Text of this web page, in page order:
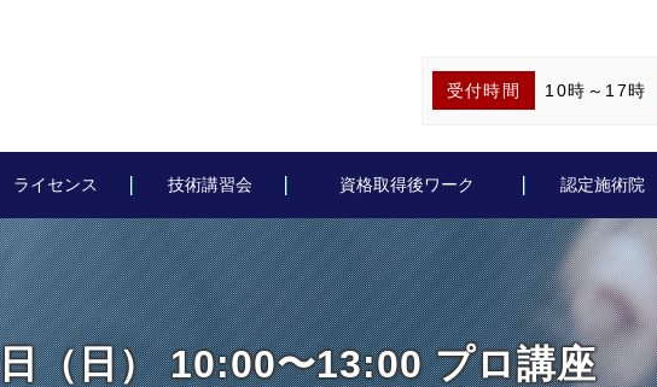
受付時間 10時～17時
ライセンス 技術講習会 資格取得後ワーク 認定施術院
（日） 10:00〜13:00 プロ講座